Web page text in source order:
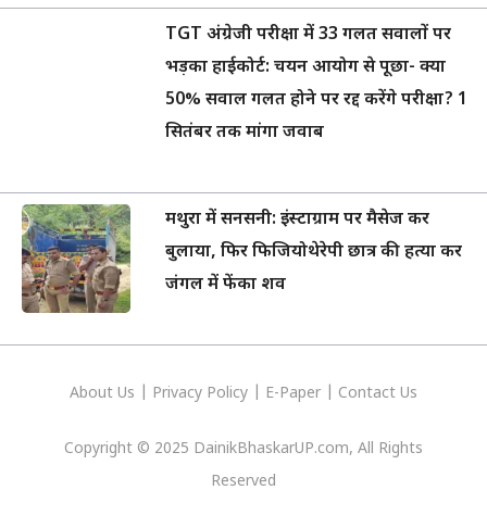
TGT अंग्रेजी परीक्षा में 33 गलत सवालों पर
भड़का हाईकोर्ट: चयन आयोग से पूछा- क्या
50% सवाल गलत होने पर रद्द करेंगे परीक्षा? 1
सितंबर तक मांगा जवाब
मथुरा में सनसनी: इंस्टाग्राम पर मैसेज कर
बुलाया, फिर फिजियोथेरेपी छात्र की हत्या कर
जंगल में फेंका शव
About Us Privacy Policy E-Paper Contact Us
Copyright © 2025 DainikBhaskarUP.com, All Rights
Reserved